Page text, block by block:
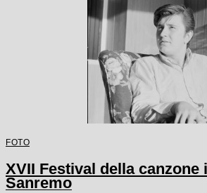
FOTO
XVII Festival della canzone
Sanremo